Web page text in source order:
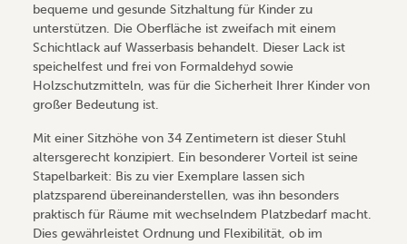
bequeme und gesunde Sitzhaltung für Kinder zu
unterstützen. Die Oberfläche ist zweifach mit einem
Schichtlack auf Wasserbasis behandelt. Dieser Lack ist
speichelfest und frei von Formaldehyd sowie
Holzschutzmitteln, was für die Sicherheit Ihrer Kinder von
großer Bedeutung ist.
Mit einer Sitzhöhe von 34 Zentimetern ist dieser Stuhl
altersgerecht konzipiert. Ein besonderer Vorteil ist seine
Stapelbarkeit: Bis zu vier Exemplare lassen sich
platzsparend übereinanderstellen, was ihn besonders
praktisch für Räume mit wechselndem Platzbedarf macht.
Dies gewährleistet Ordnung und Flexibilität, ob im